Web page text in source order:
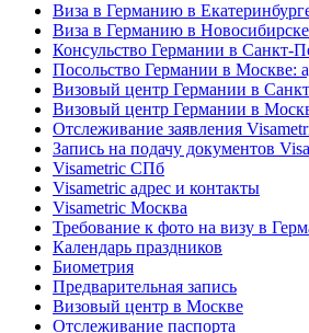
Виза в Германию в
Виза в Германию в Новосибирске
Консульство Германии в Санкт-
Посольство Германии в Москве:
Визовый центр Германии в
Визовый центр Германии в
Отслеживание заявления
Запись на подачу документов
Visametric СПб
Visametric адрес и контакты
Visametric Москва
Требование к фото на визу в
Календарь праздников
Биометрия
Предварительная запись
Визовый центр в Москве
Отслеживание паспорта